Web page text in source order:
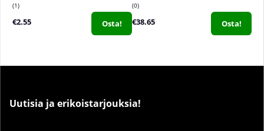
1
€2.55 Osta!
0
€38.65 Osta!
Uutisia ja erikoistarjouksia!